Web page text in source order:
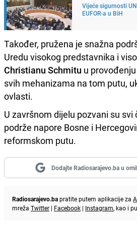
Vijeće sigurnosti
EUFOR-a u BiH
Također, pružena je snažna
Uredu visokog predstavnika i
Christianu Schmitu u
svih mehanizama na tom putu,
ovlasti.
U završnom dijelu pozvani su svi
podrže napore Bosne i
reformskom putu.
Dodajte Radiosarajevo.ba u
Radiosarajevo.bapratite putem aplikacije za
mreža Twitter | Facebook | Instagram, kao i